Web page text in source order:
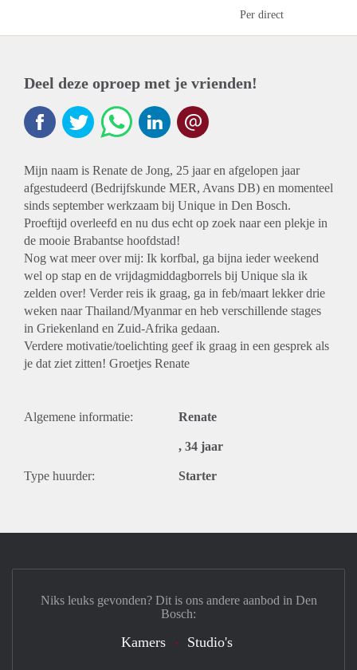
Per direct
Deel deze oproep met je vrienden!
Mijn naam is Renate de Jong, 25 jaar en afgelopen jaar
afgestudeerd (Bedrijfskunde MER, Avans DB) en momenteel
sinds september werkzaam bij Unique in Den Bosch.
Proeftijd overleefd en nu dus echt op zoek naar een plekje in
de mooie Brabantse hoofdstad!
Nog wat meer over mij: Ik korfbal, ga bijna ieder weekend
wel op stap en de vrijdagmiddagborrels bij Unique sla ik
zelden over! Verder reis ik graag, ga in feb/maart lekker drie
weken naar Thailand/Myanmar en heb verschillende stages
in Griekenland en Zuid-Afrika gedaan.
Verdere motivatie/toelichting geef ik graag in een gesprek als
je dat ziet zitten! Groetjes Renate
Algemene informatie: Renate
, 34 jaar
Type huurder: Starter
Niks leuks gevonden? Dit is ons andere aanbod in Den
Bosch:
Kamers Studio's